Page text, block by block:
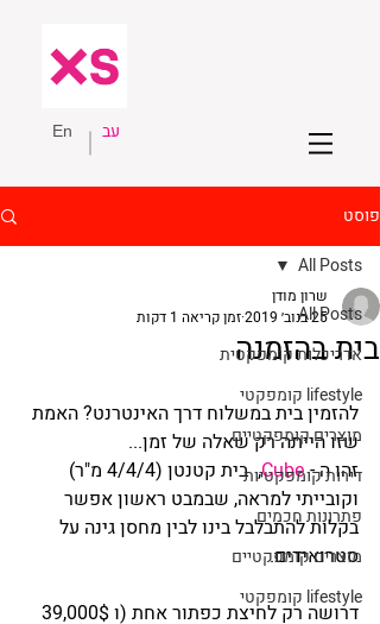
En עב
פוסט
All Posts
אדריכלות קומפקטית
lifestyle קומפקטי
מוצרים קומפקטיים
דירות קומפקטיות
פתרונות חכמים
מוצרים קומפקטיים
lifestyle קומפקטי
All Posts
בית בהזמנה
שרון מודן
25 בנוב׳ 2019
זמן קריאה 1 דקות
להזמין בית במשלוח דרך האינטרנט? האמת
שזו הייתה רק שאלה של זמן...
זהו ה - Cube
,  בית קטנטן (4/4/4 מ"ר)
וקובייתי למראה, שבמבט ראשון אפשר
בקלות להתבלבל בינו לבין מחסן גינה על
סטרואידים.